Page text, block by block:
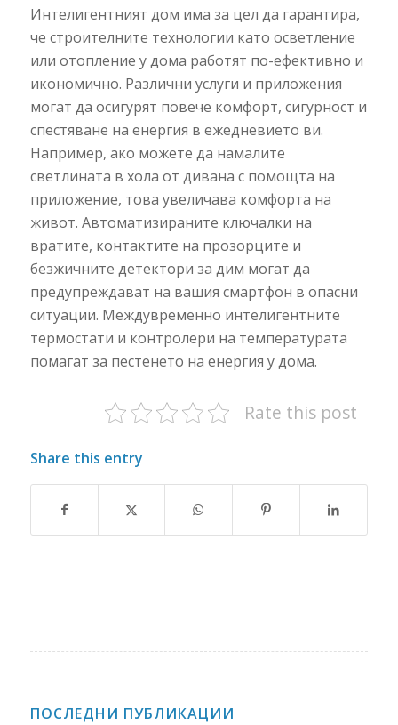
Интелигентният дом има за цел да гарантира,
че строителните технологии като осветление
или отопление у дома работят по-ефективно и
икономично. Различни услуги и приложения
могат да осигурят повече комфорт, сигурност и
спестяване на енергия в ежедневието ви.
Например, ако можете да намалите
светлината в хола от дивана с помощта на
приложение, това увеличава комфорта на
живот. Автоматизираните ключалки на
вратите, контактите на прозорците и
безжичните детектори за дим могат да
предупреждават на вашия смартфон в опасни
ситуации. Междувременно интелигентните
термостати и контролери на температурата
помагат за пестенето на енергия у дома.
Rate this post
Share this entry
ПОСЛЕДНИ ПУБЛИКАЦИИ